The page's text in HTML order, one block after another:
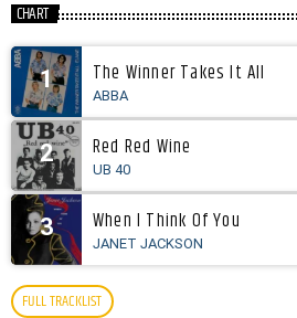
CHART
1 The Winner Takes It All
ABBA
2 Red Red Wine
UB 40
3 When I Think Of You
JANET JACKSON
FULL TRACKLIST